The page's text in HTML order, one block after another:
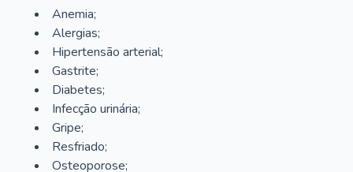
Anemia;
Alergias;
Hipertensão arterial;
Gastrite;
Diabetes;
Infecção urinária;
Gripe;
Resfriado;
Osteoporose;